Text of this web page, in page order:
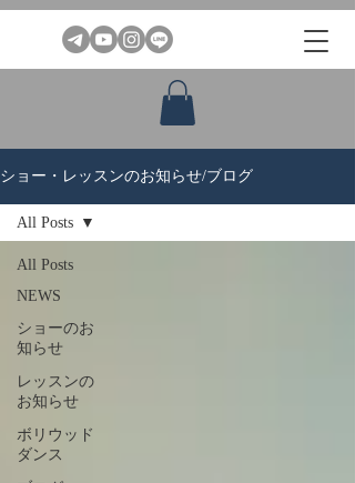
ショー・レッスンのお知らせ/ブログ
All Posts
NEWS
ショーのお
知らせ
レッスンの
お知らせ
ボリウッド
ダンス
All Posts